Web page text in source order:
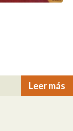
Leer más